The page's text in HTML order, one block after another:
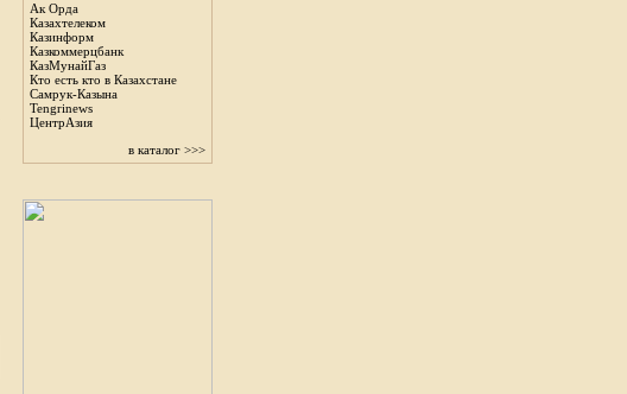
Ак Орда
Казахтелеком
Казинформ
Казкоммерцбанк
КазМунайГаз
Кто есть кто в Казахстане
Самрук-Казына
Tengrinews
ЦентрАзия
в каталог >>>